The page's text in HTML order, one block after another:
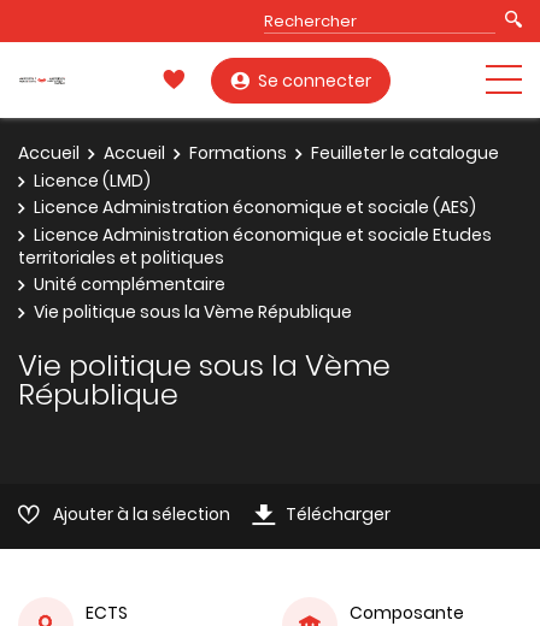
Se connecter
Accueil Accueil Formations
Feuilleter le catalogue
Licence (LMD)
Licence Administration économique et sociale (AES)
Licence Administration économique et sociale Etudes
territoriales et politiques
Unité complémentaire
Vie politique sous la Vème République
Vie politique sous la Vème
République
Ajouter à la sélection Télécharger
ECTS
Composante